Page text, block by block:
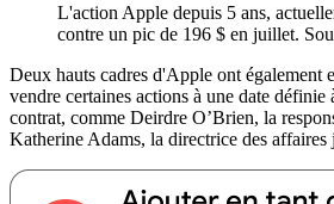
L'action Apple depuis 5 ans,
contre un pic de 196 $ en juillet.
Deux hauts cadres d'Apple ont également
vendre certaines actions à une date définie
contrat, comme Deirdre O’Brien, la
Katherine Adams, la directrice des affaires